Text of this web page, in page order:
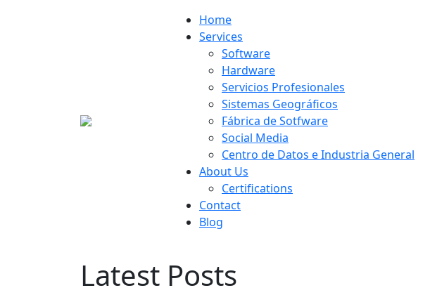
Home
Services
Software
Hardware
Servicios Profesionales
Sistemas Geográficos
Fábrica de Sotfware
Social Media
Centro de Datos e Industria General
About Us
Certifications
Contact
Blog
Latest Posts